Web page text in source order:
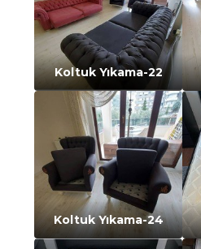
Koltuk Yıkama-22
Koltuk Yıkama-24